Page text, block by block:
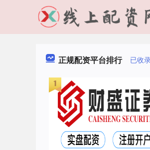
正规配资平台排行 已收